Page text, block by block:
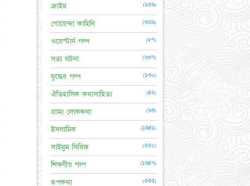
ক্রাইম (১৩৬)
গোয়েন্দা কাহিনি (৩৬৯)
ওয়েস্টার্ন গল্প (৮৭)
সত্য ঘটনা (৬৩৭)
যুদ্ধের গল্প (১৩০)
ঐতিহাসিক কথাসাহিত্য (৪২)
গ্রাম্য লোককথা (৬৩)
ইসলামিক (১৯৪১)
সাইমুম সিরিজ (৫৫০)
শিক্ষণীয় গল্প (১৬৪৭)
রূপকথা (৫৫৫)